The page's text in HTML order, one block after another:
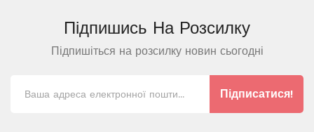
Підпишись На Розсилку
Підпишіться на розсилку новин сьогодні
Підписатися!